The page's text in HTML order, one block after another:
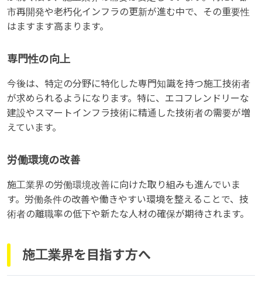
市再開発や老朽化インフラの更新が進む中で、その重要性
はますます高まります。
専門性の向上
今後は、特定の分野に特化した専門知識を持つ施工技術者
が求められるようになります。特に、エコフレンドリーな
建設やスマートインフラ技術に精通した技術者の需要が増
えています。
労働環境の改善
施工業界の労働環境改善に向けた取り組みも進んでいま
す。労働条件の改善や働きやすい環境を整えることで、技
術者の離職率の低下や新たな人材の確保が期待されます。
施工業界を目指す方へ